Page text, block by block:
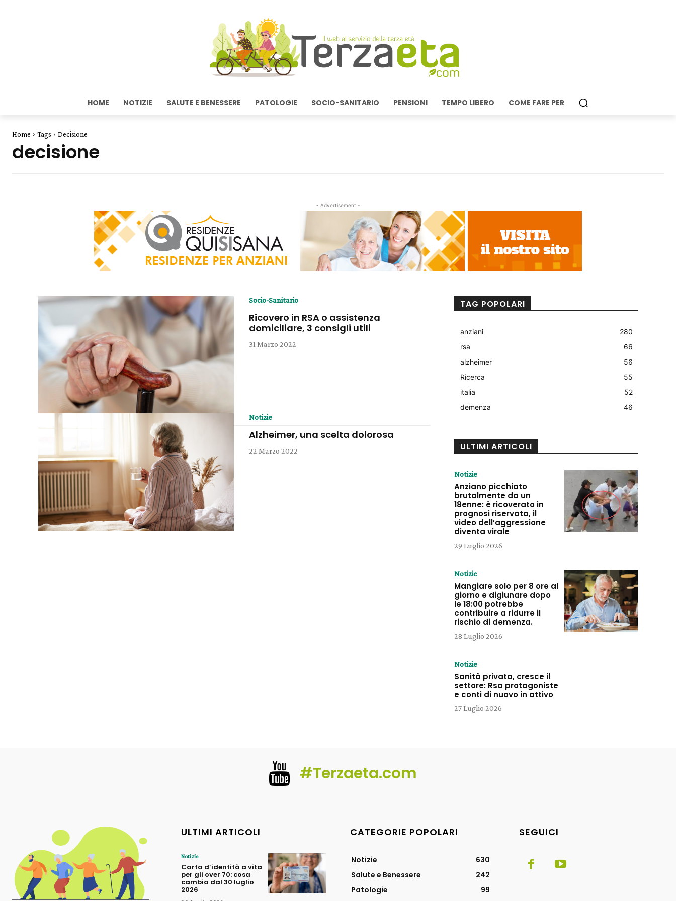
HOME NOTIZIE SALUTE E BENESSERE PATOLOGIE SOCIO-SANITARIO PENSIONI TEMPO LIBERO COME FARE PER
Home Tags Decisione
decisione
- Advertisement -
Socio-Sanitario
Ricovero in RSA o assistenza
domiciliare, 3 consigli utili
31 Marzo 2022
Notizie
Alzheimer, una scelta dolorosa
22 Marzo 2022
TAG POPOLARI
anziani
280
rsa
66
alzheimer
56
Ricerca
55
italia
52
demenza
46
ULTIMI ARTICOLI
Notizie
Anziano picchiato
brutalmente da un
18enne: è ricoverato in
prognosi riservata, il
video dell’aggressione
diventa virale
29 Luglio 2026
Notizie
Mangiare solo per 8 ore al
giorno e digiunare dopo
le 18:00 potrebbe
contribuire a ridurre il
rischio di demenza.
28 Luglio 2026
Notizie
Sanità privata, cresce il
settore: Rsa protagoniste
e conti di nuovo in attivo
27 Luglio 2026
#Terzaeta.com
ULTIMI ARTICOLI
Notizie
Carta d’identità a vita
per gli over 70: cosa
cambia dal 30 luglio
2026
CATEGORIE POPOLARI
Notizie
630
Salute e Benessere
242
Patologie
99
SEGUICI